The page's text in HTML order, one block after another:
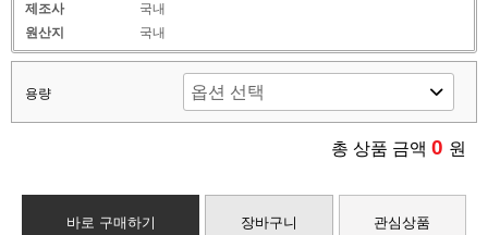
제조사
국내
원산지
국내
용량
총 상품 금액 0 원
바로 구매하기 장바구니 관심상품